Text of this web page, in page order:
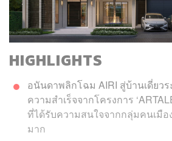
HIGHLIGHTS
อนันดาพลิกโฉม AIRI สู่บ้านเดี่ยว
ความสำเร็จจากโครงการ
ที่ได้รับความสนใจจากกลุ่มคนเมือ
มาก